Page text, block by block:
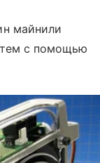
майнили
с помощью